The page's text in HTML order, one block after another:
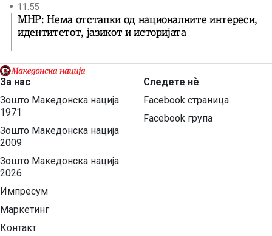
11:55
МНР: Нема отстапки од националните интереси,
идентитетот, јазикот и историјата
За нас
Зошто Македонска нација
1971
Зошто Македонска нација
2009
Зошто Македонска нација
2026
Импресум
Маркетинг
Контакт
Следете нѐ
Facebook страница
Facebook група